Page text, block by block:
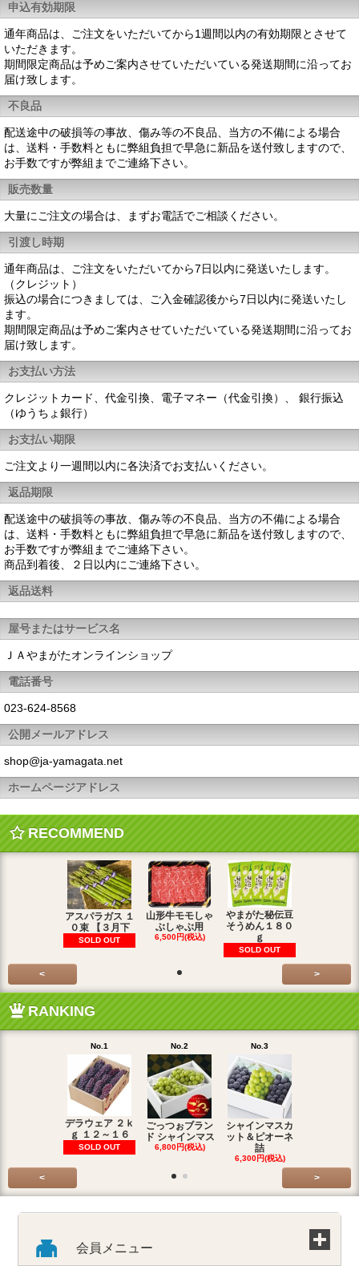
申込有効期限
通年商品は、ご注文をいただいてから1週間以内の有効期限とさせて
いただきます。
期間限定商品は予めご案内させていただいている発送期間に沿ってお
届け致します。
不良品
配送途中の破損等の事故、傷み等の不良品、当方の不備による場合
は、送料・手数料ともに弊組負担で早急に新品を送付致しますので、
お手数ですが弊組までご連絡下さい。
販売数量
大量にご注文の場合は、まずお電話でご相談ください。
引渡し時期
通年商品は、ご注文をいただいてから7日以内に発送いたします。
（クレジット）
振込の場合につきましては、ご入金確認後から7日以内に発送いたし
ます。
期間限定商品は予めご案内させていただいている発送期間に沿ってお
届け致します。
お支払い方法
クレジットカード、代金引換、電子マネー（代金引換）、 銀行振込
（ゆうちょ銀行）
お支払い期限
ご注文より一週間以内に各決済でお支払いください。
返品期限
配送途中の破損等の事故、傷み等の不良品、当方の不備による場合
は、送料・手数料ともに弊組負担で早急に新品を送付致しますので、
お手数ですが弊組までご連絡下さい。
商品到着後、２日以内にご連絡下さい。
返品送料
屋号またはサービス名
ＪＡやまがたオンラインショップ
電話番号
023-624-8568
公開メールアドレス
shop@ja-yamagata.net
ホームページアドレス
RECOMMEND
アスパラガス １
０束 【３月下
SOLD OUT
山形牛モモしゃ
ぶしゃぶ用
6,500円(税込)
やまがた秘伝豆
そうめん１８０
ｇ
SOLD OUT
< >
RANKING
No.1
デラウェア ２ｋ
ｇ １２～１６
SOLD OUT
No.2
ごっつぉブラン
ド シャインマス
6,800円(税込)
No.3
シャインマスカ
ット＆ピオーネ
詰
6,300円(税込)
< >
会員メニュー